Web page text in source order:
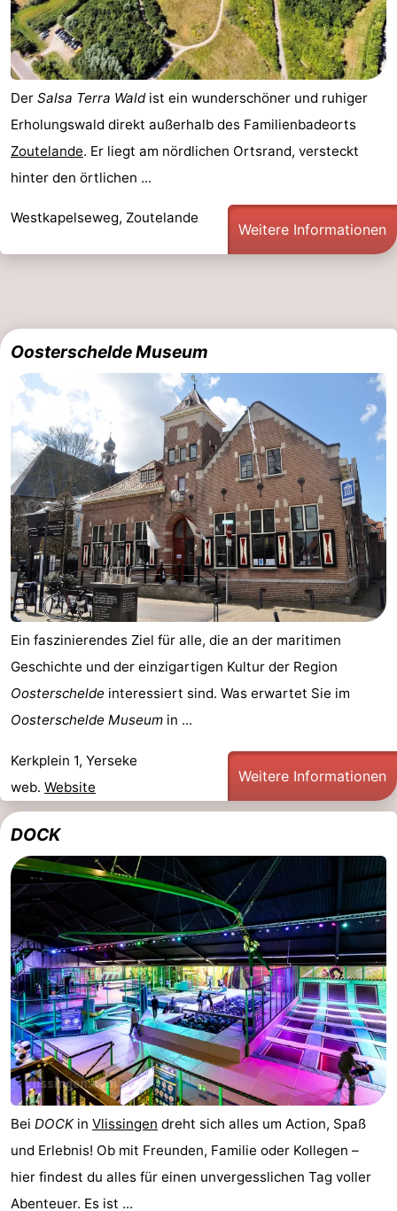
Der Salsa Terra Waldist ein wunderschöner und ruhiger
Erholungswald direkt außerhalb des Familienbadeorts
Zoutelande. Er liegt am nördlichen Ortsrand, versteckt
hinter den örtlichen ...
Westkapelseweg, Zoutelande
Weitere Informationen
Oosterschelde Museum
Ein faszinierendes Ziel für alle, die an der maritimen
Geschichte und der einzigartigen Kultur der Region
Oosterschelde interessiert sind. Was erwartet Sie im
Oosterschelde Museum in ...
Kerkplein 1, Yerseke
web. Website
Weitere Informationen
DOCK
Bei DOCKin Vlissingen dreht sich alles um Action, Spaß
und Erlebnis! Ob mit Freunden, Familie oder Kollegen –
hier findest du alles für einen unvergesslichen Tag voller
Abenteuer. Es ist ...